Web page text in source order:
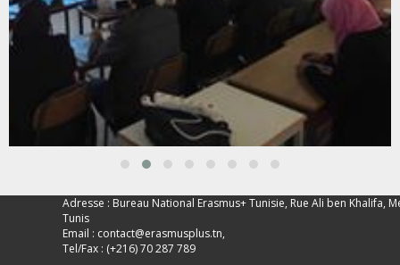
Adresse : Bureau National Erasmus+ Tunisie, Rue Ali ben Khalifa,
Tunis
Email : contact@erasmusplus.tn,
Tel/Fax : (+216) 70 287 789